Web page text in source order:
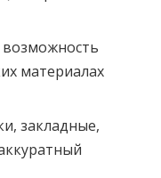
возможность
материалах
закладные,